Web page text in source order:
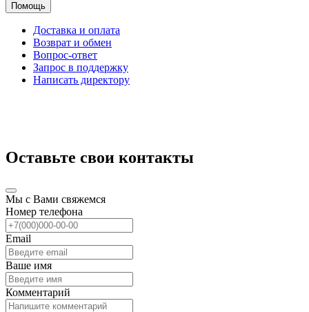
Помощь
Доставка и оплата
Возврат и обмен
Вопрос-ответ
Запрос в поддержку
Написать директору
Оставьте свои контакты
Мы с Вами свяжемся
Номер телефона
Email
Ваше имя
Комментарий